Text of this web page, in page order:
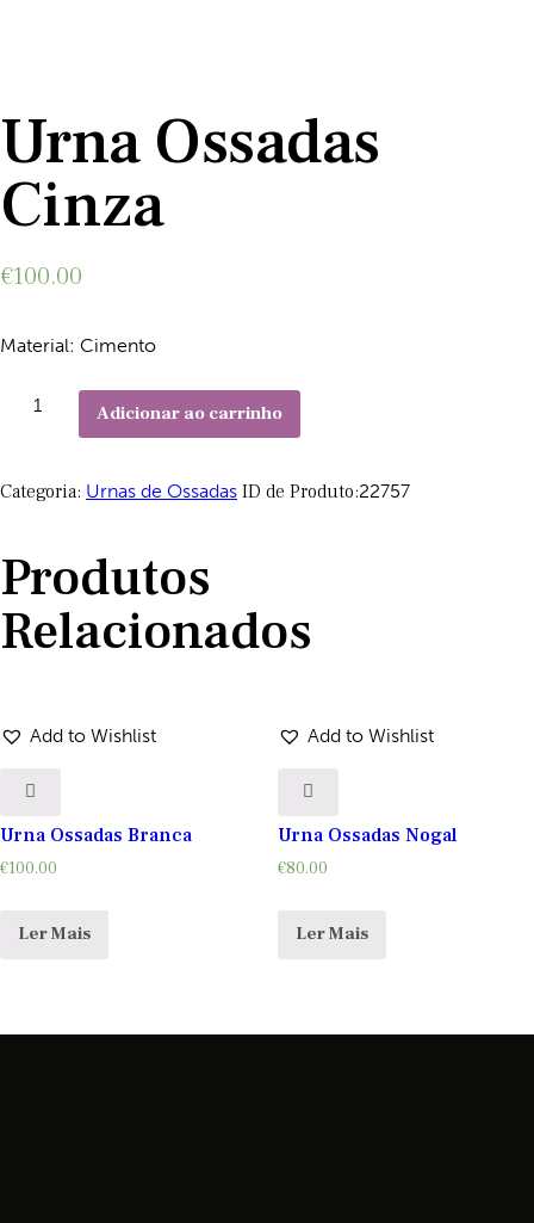
Urna Ossadas
Cinza
€100.00
Material: Cimento
Adicionar ao carrinho
Categoria: Urnas de Ossadas ID de Produto:22757
Produtos
Relacionados
Add to Wishlist
Urna Ossadas Branca
€100.00
Ler Mais
Add to Wishlist
Urna Ossadas Nogal
€80.00
Ler Mais